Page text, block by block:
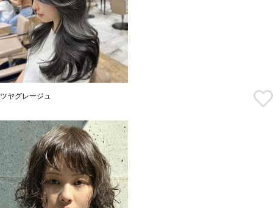
ツヤグレージュ